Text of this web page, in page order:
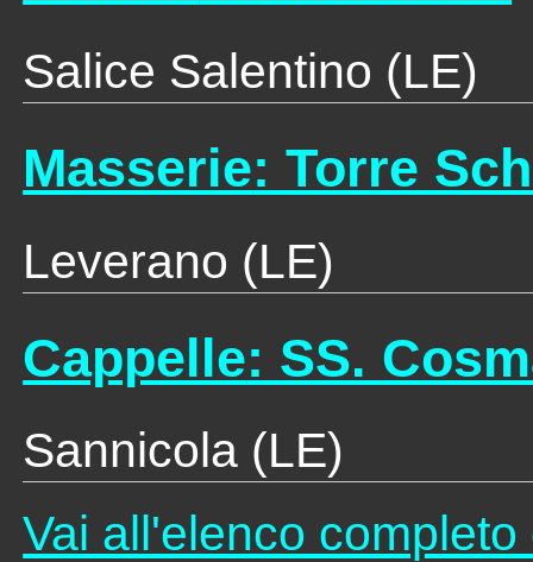
Salice Salentino (LE)
Masserie: Torre
Leverano (LE)
Cappelle: SS.
Sannicola (LE)
Vai all'elenco